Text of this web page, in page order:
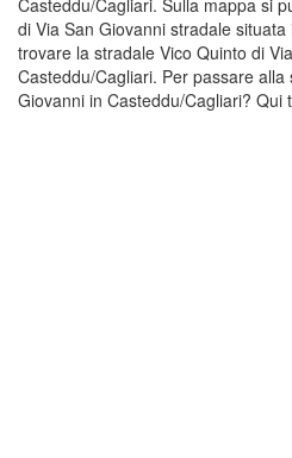
Casteddu/Cagliari. Sulla mappa si
di Via San Giovanni stradale
trovare la stradale Vico Quinto di
Casteddu/Cagliari. Per passare
Giovanni in Casteddu/Cagliari? Qui